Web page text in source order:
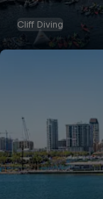
Cliff Diving